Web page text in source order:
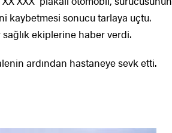
kaybetmesi sonucu tarlaya uçtu.
ekiplerine haber verdi.
ardından hastaneye sevk etti.